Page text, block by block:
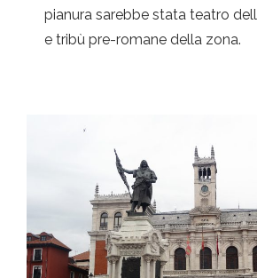
pianura sarebbe stata teatro
e tribù pre-romane della zona.